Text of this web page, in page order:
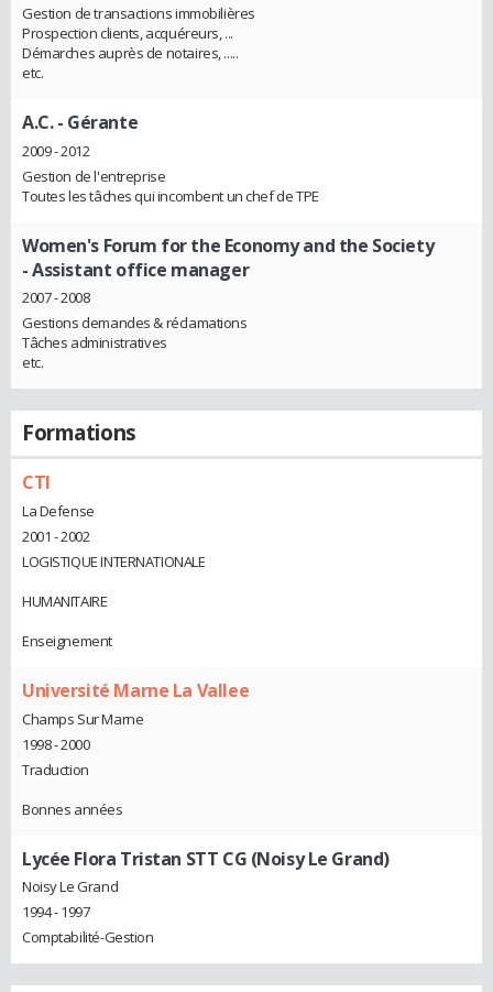
Gestion de transactions immobilières
Prospection clients, acquéreurs, ...
Démarches auprès de notaires, .....
etc.
A.C.- Gérante
2009 - 2012
Gestion de l'entreprise
Toutes les tâches qui incombent un chef de TPE
Women's Forum for the Economy and the Society
- Assistant office manager
2007 - 2008
Gestions demandes & réclamations
Tâches administratives
etc.
Formations
CTI
La Defense
2001 - 2002
LOGISTIQUE INTERNATIONALE
HUMANITAIRE
Enseignement
Université Marne La Vallee
Champs Sur Marne
1998 - 2000
Traduction
Bonnes années
Lycée Flora Tristan STT CG (Noisy Le Grand)
Noisy Le Grand
1994 - 1997
Comptabilité-Gestion